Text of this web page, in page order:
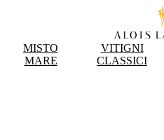
MISTO
MARE
VITIGNI
CLASSICI